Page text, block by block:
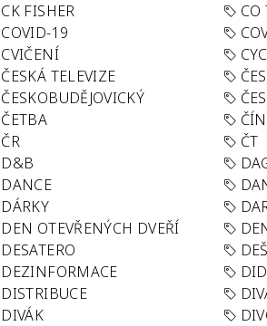
CK FISHER CO
COVID-19
CVIČENÍ
ČESKÁ TELEVIZE
ČESKOBUDĚJOVICKÝ
ČETBA
ČR ČT
D&B
DANCE
DÁRKY
DEN OTEVŘENÝCH DVEŘÍ
DESATERO
DEZINFORMACE
DISTRIBUCE
DIVÁK